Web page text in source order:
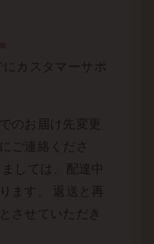
カスタマーサポ
のお届け先変更
ご連絡くださ
しては、配達中
ます。 返送と再
させていただき